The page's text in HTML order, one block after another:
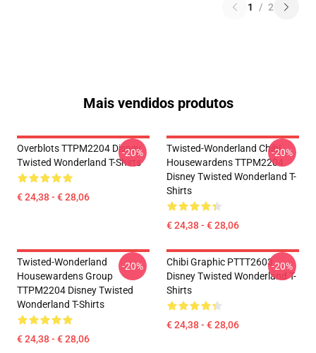
1 / 2
Mais vendidos produtos
Overblots TTPM2204 Disney
Twisted Wonderland T-Shirts
€ 24,38 - € 28,06
-20%
Twisted-Wonderland Chibi
Housewardens TTPM2204
Disney Twisted Wonderland T-
Shirts
€ 24,38 - € 28,06
-20%
Twisted-Wonderland
Housewardens Group
TTPM2204 Disney Twisted
Wonderland T-Shirts
€ 24,38 - € 28,06
-20%
Chibi Graphic PTTT2603
Disney Twisted Wonderland T-
Shirts
€ 24,38 - € 28,06
-20%